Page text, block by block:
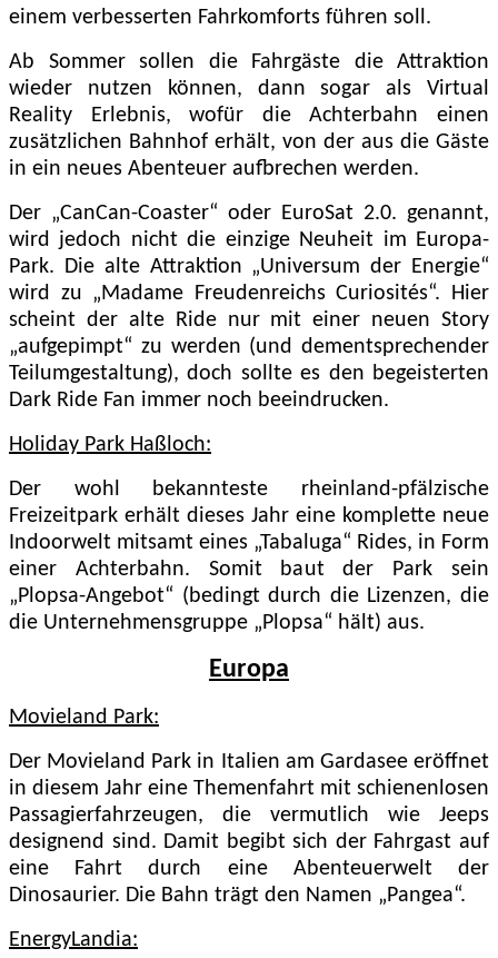
einem verbesserten Fahrkomforts führen soll.
Ab Sommer sollen die Fahrgäste die Attraktion
wieder nutzen können, dann sogar als Virtual
Reality Erlebnis, wofür die Achterbahn einen
zusätzlichen Bahnhof erhält, von der aus die Gäste
in ein neues Abenteuer aufbrechen werden.
Der „CanCan-Coaster“ oder EuroSat 2.0. genannt,
wird jedoch nicht die einzige Neuheit im Europa-
Park. Die alte Attraktion „Universum der Energie“
wird zu „Madame Freudenreichs Curiosités“. Hier
scheint der alte Ride nur mit einer neuen Story
„aufgepimpt“ zu werden (und dementsprechender
Teilumgestaltung), doch sollte es den begeisterten
Dark Ride Fan immer noch beeindrucken.
Holiday Park Haßloch:
Der wohl bekannteste rheinland-pfälzische
Freizeitpark erhält dieses Jahr eine komplette neue
Indoorwelt mitsamt eines „Tabaluga“ Rides, in Form
einer Achterbahn. Somit baut der Park sein
„Plopsa-Angebot“ (bedingt durch die Lizenzen, die
die Unternehmensgruppe „Plopsa“ hält) aus.
Europa
Movieland Park:
Der Movieland Park in Italien am Gardasee eröffnet
in diesem Jahr eine Themenfahrt mit schienenlosen
Passagierfahrzeugen, die vermutlich wie Jeeps
designend sind. Damit begibt sich der Fahrgast auf
eine Fahrt durch eine Abenteuerwelt der
Dinosaurier. Die Bahn trägt den Namen „Pangea“.
EnergyLandia: